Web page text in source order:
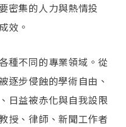
密集的人力與熱情投
效。
種不同的專業領域。從
逐步侵蝕的學術自由、
日益被赤化與自我設限
授、律師、新聞工作者